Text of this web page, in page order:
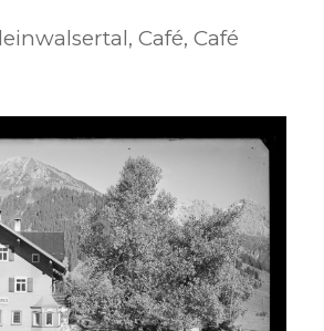
Café, Café